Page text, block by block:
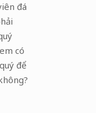
đá
có
để